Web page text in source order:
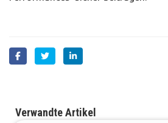
Verwandte Artikel